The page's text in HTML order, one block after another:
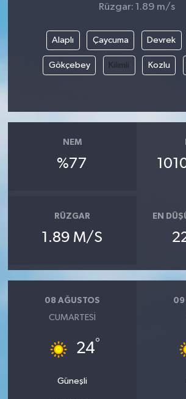
Rüzgar: 1.89 m/s
Alaplı Çaycuma Devrek
Gökçebey Kilimli Kozlu
NEM
%77
RÜZGAR
1.89 M/S
EN
08 AĞUSTOS
CUMARTESI
24°
Güneşli
09